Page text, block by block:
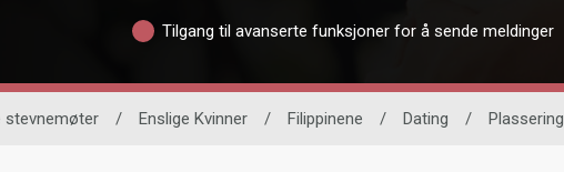
Tilgang til avanserte funksjoner for å sende meldinger
stevnemøter / Enslige Kvinner / Filippinene / Dating / Plassering